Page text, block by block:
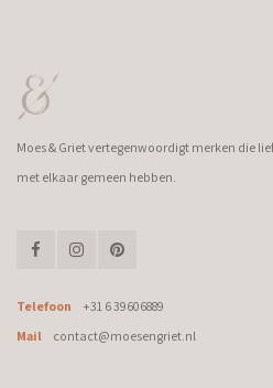
Moes & Griet vertegenwoordigt merken die
met elkaar gemeen hebben.
Telefoon
+31 6 39606889
Mail
contact@moesengriet.nl